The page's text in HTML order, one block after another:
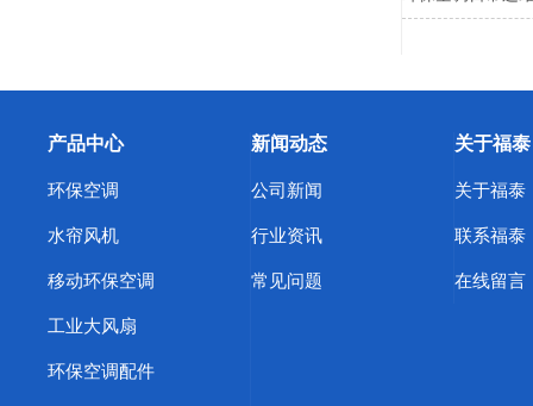
产品中心
环保空调
水帘风机
移动环保空调
工业大风扇
环保空调配件
新闻动态
公司新闻
行业资讯
常见问题
关于福泰
关于福泰
联系福泰
在线留言